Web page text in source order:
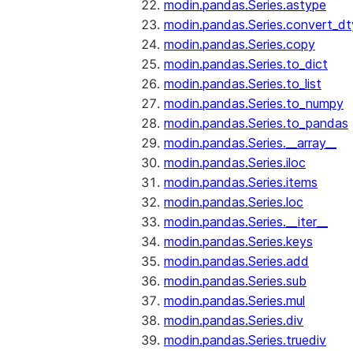
modin.pandas.Series.astype
modin.pandas.Series.copy
modin.pandas.Series.to_dict
modin.pandas.Series.to_list
modin.pandas.Series.to_numpy
modin.pandas.Series.to_pandas
modin.pandas.Series.__array__
modin.pandas.Series.iloc
modin.pandas.Series.items
modin.pandas.Series.loc
modin.pandas.Series.__iter__
modin.pandas.Series.keys
modin.pandas.Series.add
modin.pandas.Series.sub
modin.pandas.Series.mul
modin.pandas.Series.div
modin.pandas.Series.truediv